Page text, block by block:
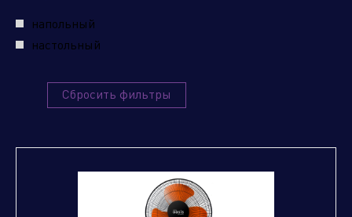
напольный
настольный
Сбросить фильтры